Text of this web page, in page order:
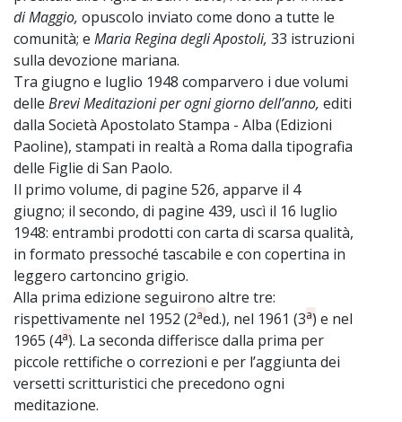
di Maggio, opuscolo inviato come dono a tutte le
comunità; e Maria Regina degli Apostoli, 33 istruzioni
sulla devozione mariana.
Tra giugno e luglio 1948 comparvero i due volumi
delle Brevi Meditazioni per ogni giorno dell’anno, editi
dalla Società Apostolato Stampa - Alba (Edizioni
Paoline), stampati in realtà a Roma dalla tipografia
delle Figlie di San Paolo.
Il primo volume, di pagine 526, apparve il 4
giugno; il secondo, di pagine 439, uscì il 16 luglio
1948: entrambi prodotti con carta di scarsa qualità,
in formato pressoché tascabile e con copertina in
leggero cartoncino grigio.
Alla prima edizione seguirono altre tre:
rispettivamente nel 1952 (2aed.), nel 1961 (3a) e nel
1965 (4a). La seconda differisce dalla prima per
piccole rettifiche o correzioni e per l’aggiunta dei
versetti scritturistici che precedono ogni
meditazione.